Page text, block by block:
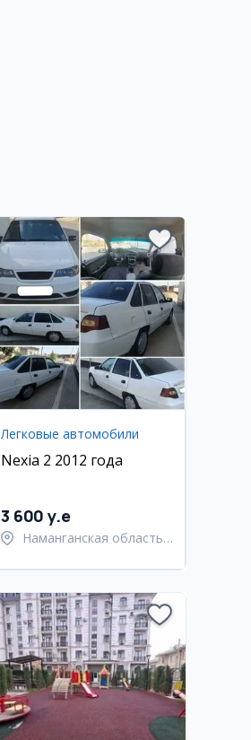
Легковые автомобили
Nexia 2 2012 года
3 600 y.e
Наманганская область,